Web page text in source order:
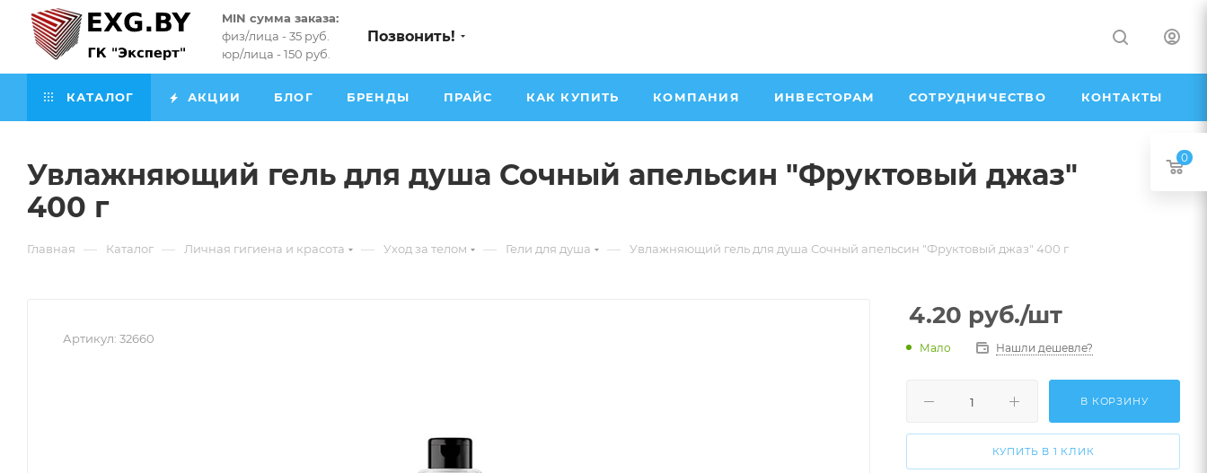
MIN сумма заказа:
физ/лица - 35 руб.
юр/лица - 150 руб.
Позвонить!
КАТАЛОГ АКЦИИ БЛОГ БРЕНДЫ ПРАЙС КАК КУПИТЬ КОМПАНИЯ ИНВЕСТОРАМ СОТРУДНИЧЕСТВО КОНТАКТЫ
Увлажняющий гель для душа Сочный апельсин "Фруктовый джаз"
400 г
Главная — Каталог — Личная гигиена и красота — Уход за телом — Гели для душа — Увлажняющий гель для душа Сочный апельсин "Фруктовый джаз" 400 г
Артикул: 32660
4.20 руб./шт
Мало Нашли дешевле?
В КОРЗИНУ
КУПИТЬ В 1 КЛИК
0